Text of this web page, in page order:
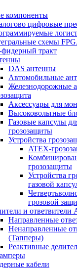
компоненты
цифровые
схемы
тракт
DAS антенны
Автомобильные
Железнодорожные
Аксессуары для
Высоковольтные
Газовые капсулы
грозозащиты
Устройства
ATEX-
грозозащиты
Устройства
газовой
грозовой
и
Направленные
Ненаправленные
(Тапперы)
Реактивные
кабели